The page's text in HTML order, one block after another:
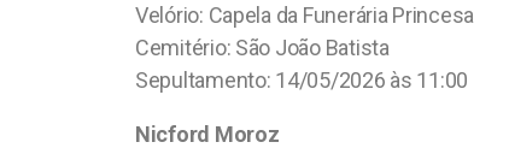
Velório: Capela da Funerária Princesa
Cemitério: São João Batista
Sepultamento: 14/05/2026 às 11:00
Nicford Moroz